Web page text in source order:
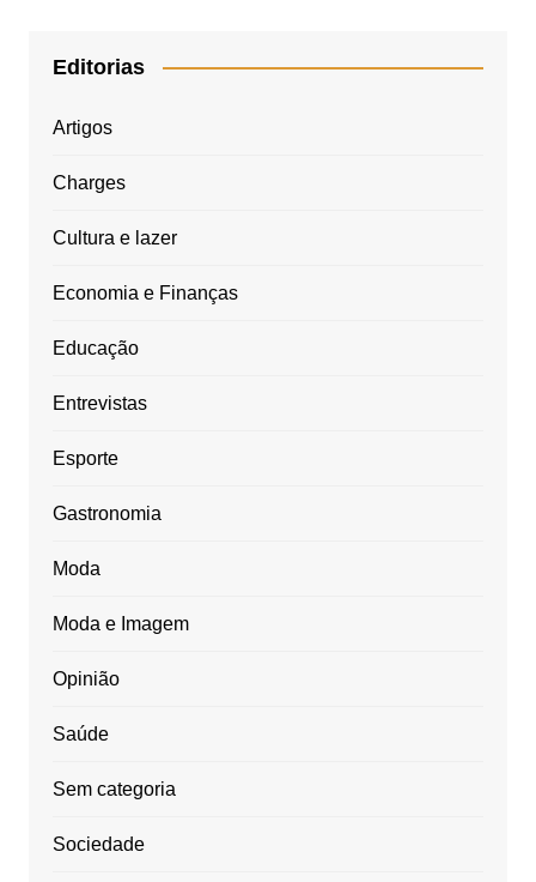
Editorias
Artigos
Charges
Cultura e lazer
Economia e Finanças
Educação
Entrevistas
Esporte
Gastronomia
Moda
Moda e Imagem
Opinião
Saúde
Sem categoria
Sociedade